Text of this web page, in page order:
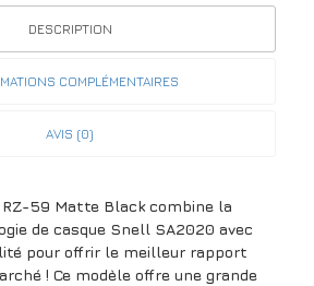
DESCRIPTION
COMPLÉMENTAIRES
AVIS (0)
59 Matte Black combine la
de casque Snell SA2020 avec
pour offrir le meilleur rapport
! Ce modèle offre une grande